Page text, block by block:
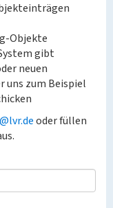
Objekte
gibt
neuen
uns zum Beispiel
oder füllen